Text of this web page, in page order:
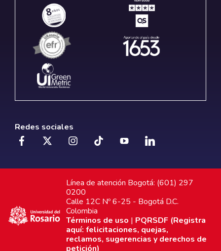
Redes sociales
Línea de atención Bogotá: (601) 297
0200
Calle 12C Nº 6-25 - Bogotá D.C.
Colombia
Términos de uso | PQRSDF (Registra
aquí: felicitaciones, quejas,
reclamos, sugerencias y derechos de
petición)